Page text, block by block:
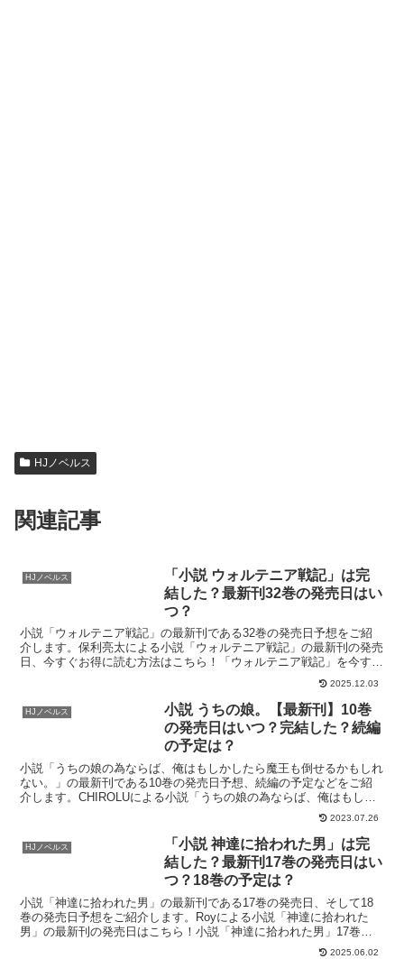
HJノベルス
関連記事
HJノベルス
「小説 ウォルテニア戦記」は完
結した？最新刊32巻の発売日はい
つ？
小説「ウォルテニア戦記」の最新刊である32巻の発売日予想をご紹
介します。保利亮太による小説「ウォルテニア戦記」の最新刊の発売
日、今すぐお得に読む方法はこちら！「ウォルテニア戦記」を今すぐ
読む！無料登録で70%OFFクーポンがもらえる小説「ウ...
2025.12.03
HJノベルス
小説 うちの娘。【最新刊】10巻
の発売日はいつ？完結した？続編
の予定は？
小説「うちの娘の為ならば、俺はもしかしたら魔王も倒せるかもしれ
ない。」の最新刊である10巻の発売日予想、続編の予定などをご紹
介します。CHIROLUによる小説「うちの娘の為ならば、俺はもしか
したら魔王も倒せるかもしれない。」の最新刊の発売日...
2023.07.26
HJノベルス
「小説 神達に拾われた男」は完
結した？最新刊17巻の発売日はい
つ？18巻の予定は？
小説「神達に拾われた男」の最新刊である17巻の発売日、そして18
巻の発売日予想をご紹介します。Royによる小説「神達に拾われた
男」の最新刊の発売日はこちら！小説「神達に拾われた男」17巻の
2025.06.02